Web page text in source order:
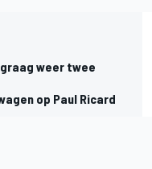
weer twee
op Paul Ricard